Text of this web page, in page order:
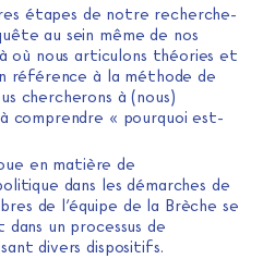
étapes de notre recherche-
au sein même de nos
où nous articulons théories et
référence à la méthode de
chercherons à (nous)
comprendre « pourquoi est-
en matière de
dans les démarches de
de l’équipe de la Brèche se
un processus de
divers dispositifs.